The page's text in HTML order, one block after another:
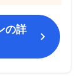
の詳